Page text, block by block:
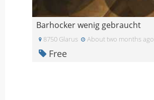
Barhocker wenig gebraucht
8750 Glarus About two months ago
Free